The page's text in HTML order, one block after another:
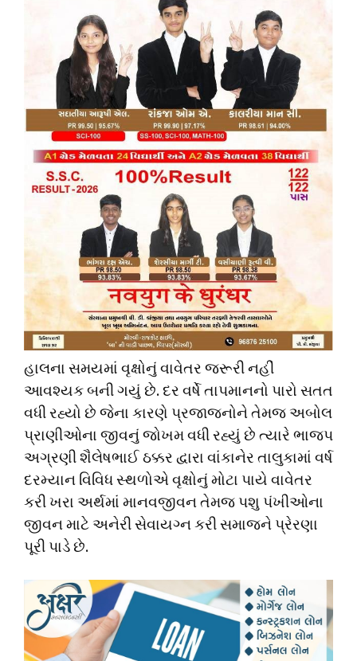
હાલના સમયમાં વૃક્ષોનું વાવેતર જરૂરી નહીં
આવશ્યક બની ગયું છે. દર વર્ષે તાપમાનનો પારો સતત
વધી રહ્યો છે જેના કારણે પ્રજાજનોને તેમજ અબોલ
પ્રાણીઓના જીવનું જોખમ વધી રહ્યું છે ત્યારે ભાજપ
અગ્રણી શૈલેષભાઈ ઠક્કર દ્વારા વાંકાનેર તાલુકામાં વર્ષ
દરમ્યાન વિવિધ સ્થળોએ વૃક્ષોનું મોટા પાયે વાવેતર
કરી ખરા અર્થમાં માનવજીવન તેમજ પશુ પંખીઓના
જીવન માટે અનેરી સેવાયગ્ન કરી સમાજને પ્રેરણા
પૂરી પાડે છે.